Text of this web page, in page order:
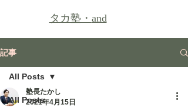
タカ塾・and
記事
All Posts
All Posts
塾長たかし
2021年4月15日